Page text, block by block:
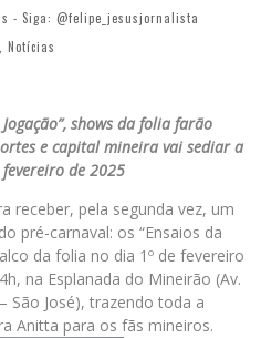
- Siga: @felipe_jesusjornalista
, Notícias
shows da folia farão
e capital mineira vai sediar a
de 2025
receber, pela segunda vez, um
pré-carnaval: os “Ensaios da
da folia no dia 1º de fevereiro
na Esplanada do Mineirão (Av.
São José), trazendo toda a
Anitta para os fãs mineiros.